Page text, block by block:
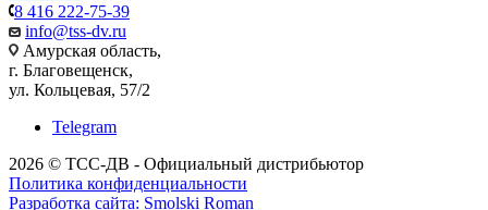
8 416 222-75-39
info@tss-dv.ru
Амурская область,
г. Благовещенск,
ул. Кольцевая, 57/2
Telegram
2026 © ТСС-ДВ - Официальный дистрибьютор
Политика конфиденциальности
Разработка сайта: Smolski Roman